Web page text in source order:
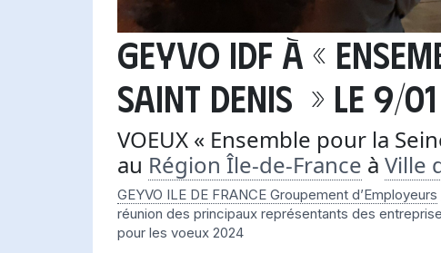
GEYVO IDF à «
SAINT DENIS » le 9/01
VOEUX « Ensemble pour la
au Région Île-de-France à Ville
GEYVO ILE DE FRANCE Groupement d’Employeurs
réunion des principaux représentants des
pour les voeux 2024